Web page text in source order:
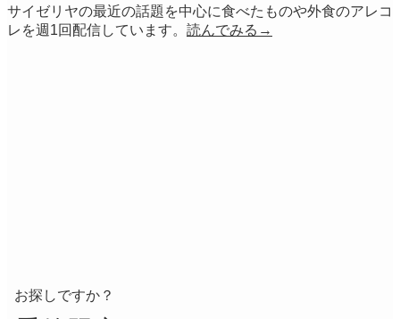
サイゼリヤの最近の話題を中心に食べたものや外食のアレコ
レを週1回配信しています。 読んでみる→
お探しですか？